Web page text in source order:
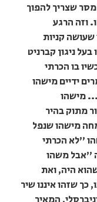
מסר שצריך להפוך
וזה הרגע
קניות
ניגון קברניט
בו הכרתי
ידיים מישהו
מישהו
מתוק בהיר
מישהו שנפל
"לא הכרתי
"אבל משהו
היה, ואת
שזהו איננו שיר